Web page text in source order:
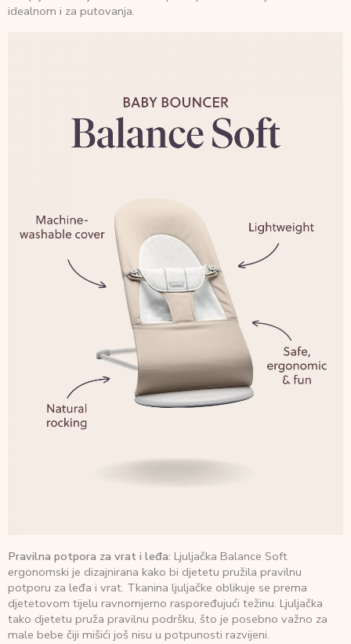
idealnom i za putovanja.
Pravilna potpora za vrat i leđa: Ljuljačka Balance Soft
ergonomski je dizajnirana kako bi djetetu pružila pravilnu
potporu za leđa i vrat. Tkanina ljuljačke oblikuje se prema
djetetovom tijelu ravnomjerno raspoređujući težinu. Ljuljačka
tako djetetu pruža pravilnu podršku, što je posebno važno za
male bebe čiji mišići još nisu u potpunosti razvijeni.